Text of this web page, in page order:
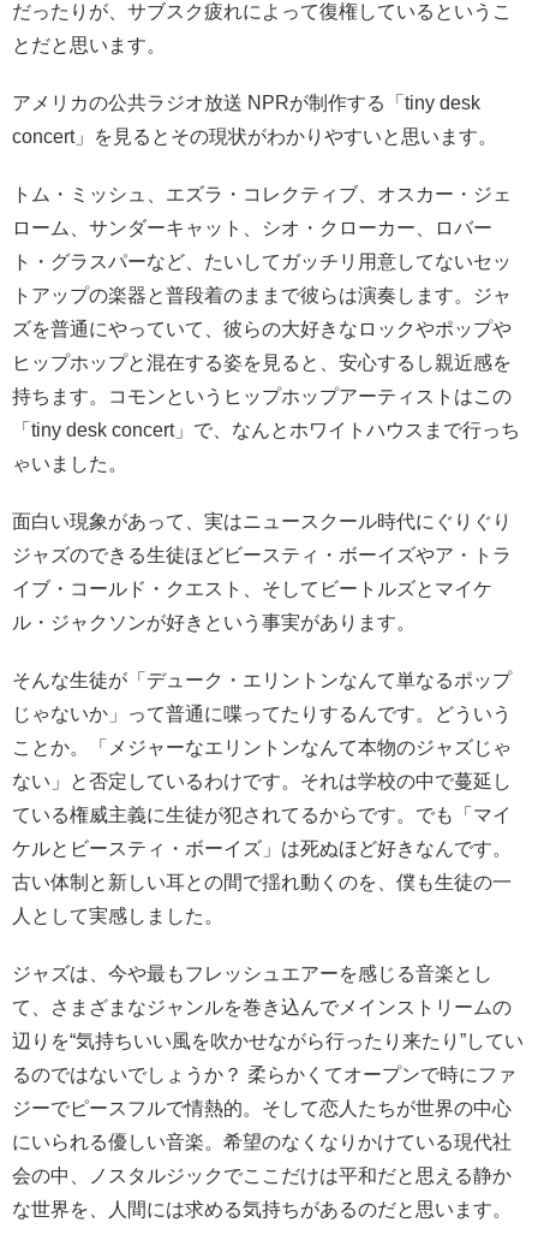
だったりが、サブスク疲れによって復権しているというこ
とだと思います。
アメリカの公共ラジオ放送 NPRが制作する「tiny desk
concert」を見るとその現状がわかりやすいと思います。
トム・ミッシュ、エズラ・コレクティブ、オスカー・ジェ
ローム、サンダーキャット、シオ・クローカー、ロバー
ト・グラスパーなど、たいしてガッチリ用意してないセッ
トアップの楽器と普段着のままで彼らは演奏します。ジャ
ズを普通にやっていて、彼らの大好きなロックやポップや
ヒップホップと混在する姿を見ると、安心するし親近感を
持ちます。コモンというヒップホップアーティストはこの
「tiny desk concert」で、なんとホワイトハウスまで行っち
ゃいました。
面白い現象があって、実はニュースクール時代にぐりぐり
ジャズのできる生徒ほどビースティ・ボーイズやア・トラ
イブ・コールド・クエスト、そしてビートルズとマイケ
ル・ジャクソンが好きという事実があります。
そんな生徒が「デューク・エリントンなんて単なるポップ
じゃないか」って普通に喋ってたりするんです。どういう
ことか。「メジャーなエリントンなんて本物のジャズじゃ
ない」と否定しているわけです。それは学校の中で蔓延し
ている権威主義に生徒が犯されてるからです。でも「マイ
ケルとビースティ・ボーイズ」は死ぬほど好きなんです。
古い体制と新しい耳との間で揺れ動くのを、僕も生徒の一
人として実感しました。
ジャズは、今や最もフレッシュエアーを感じる音楽とし
て、さまざまなジャンルを巻き込んでメインストリームの
辺りを“気持ちいい風を吹かせながら行ったり来たり”してい
るのではないでしょうか？ 柔らかくてオープンで時にファ
ジーでピースフルで情熱的。そして恋人たちが世界の中心
にいられる優しい音楽。希望のなくなりかけている現代社
会の中、ノスタルジックでここだけは平和だと思える静か
な世界を、人間には求める気持ちがあるのだと思います。